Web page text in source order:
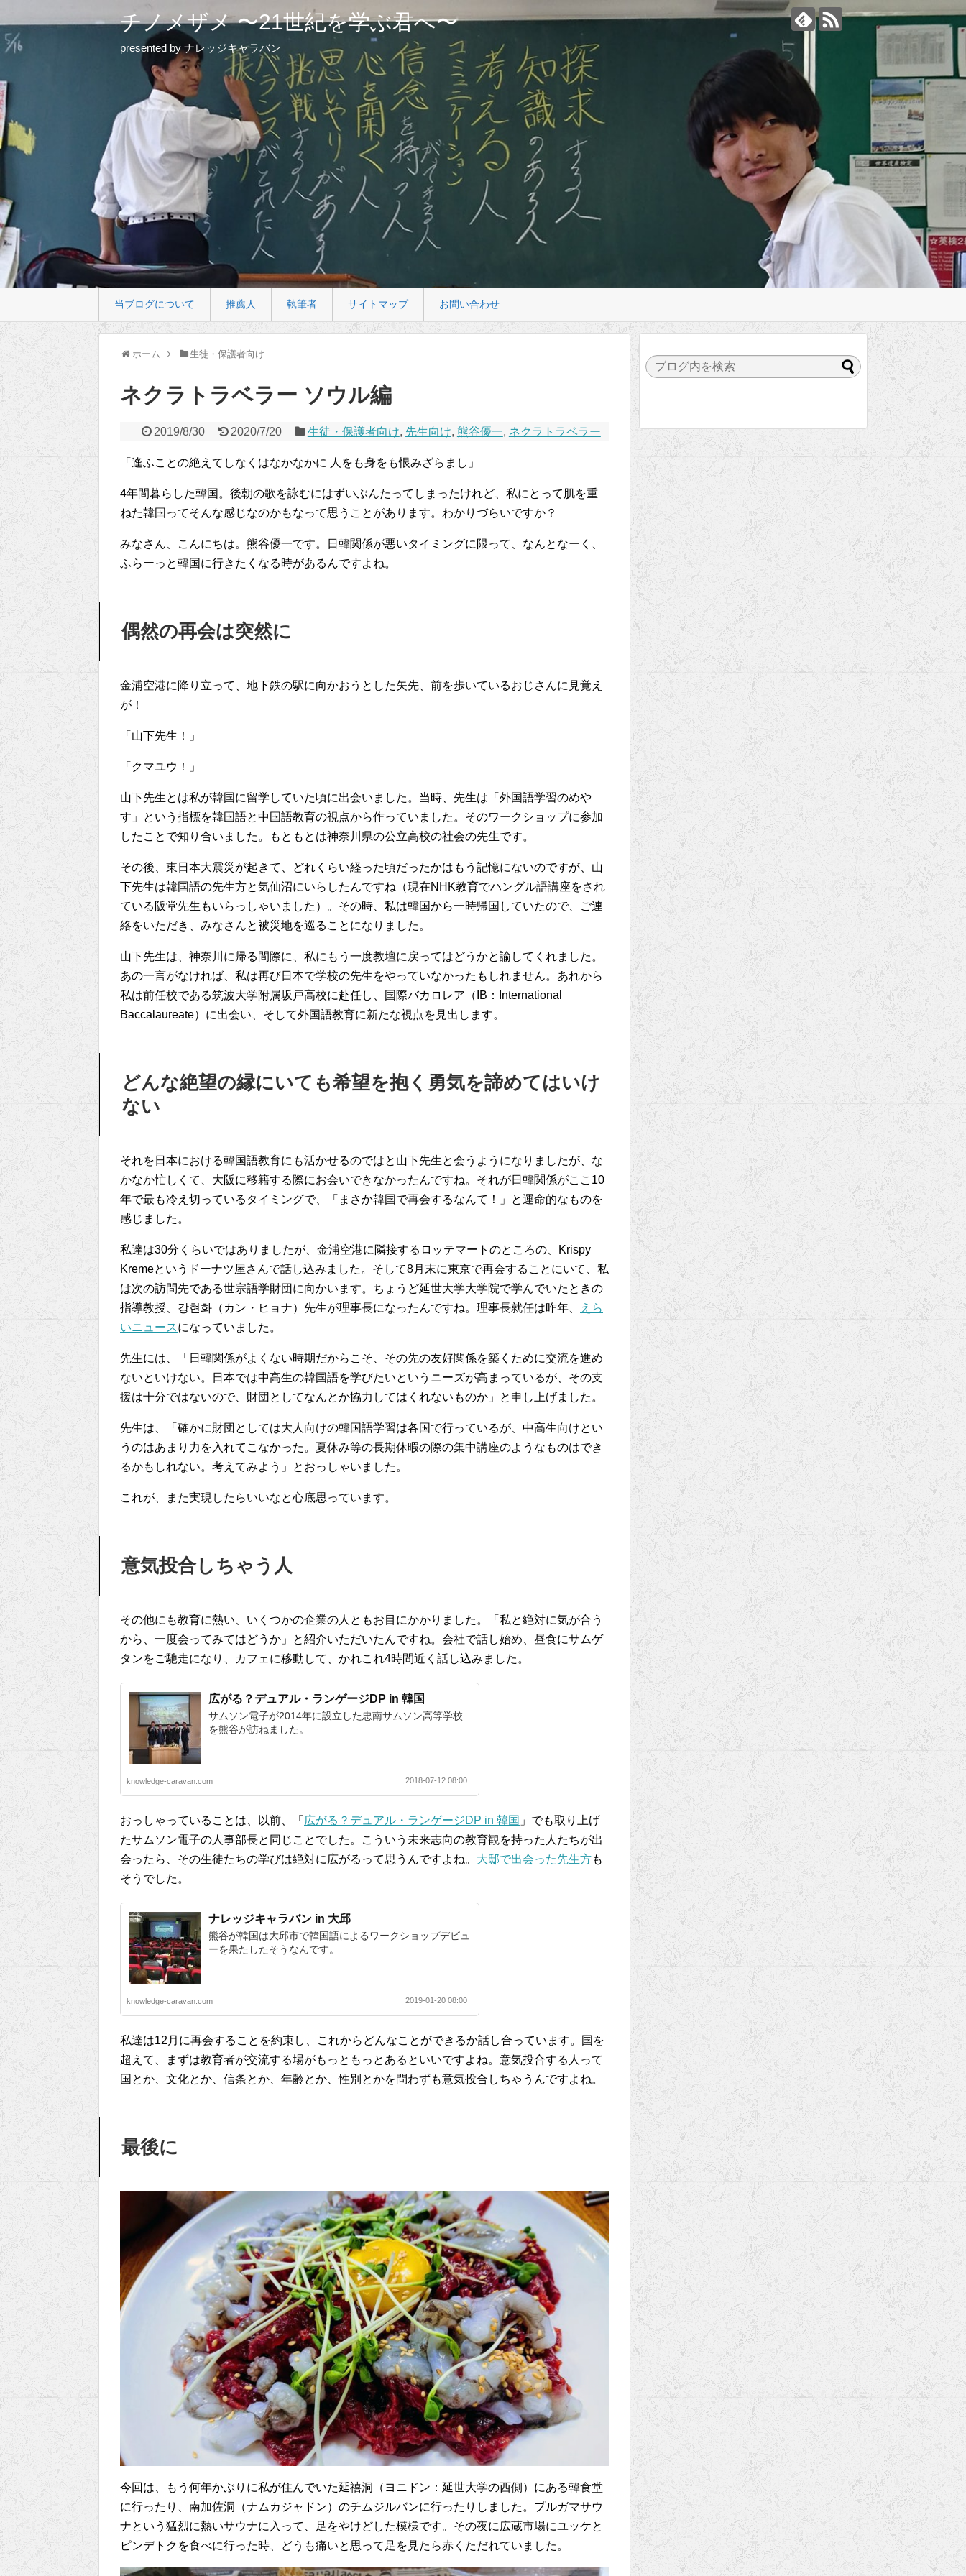
チノメザメ 〜21世紀を学ぶ君へ〜
presented by ナレッジキャラバン
当ブログについて 推薦人 執筆者 サイトマップ お問い合わせ
ホーム 生徒・保護者向け
ネクラトラベラー ソウル編
2019/8/30 2020/7/20 生徒・保護者向け, 先生向け, 熊谷優一, ネクラトラベラー
「逢ふことの絶えてしなくはなかなかに 人をも身をも恨みざらまし」
4年間暮らした韓国。後朝の歌を詠むにはずいぶんたってしまったけれど、私にとって肌を重
ねた韓国ってそんな感じなのかもなって思うことがあります。わかりづらいですか？
みなさん、こんにちは。熊谷優一です。日韓関係が悪いタイミングに限って、なんとなーく、
ふらーっと韓国に行きたくなる時があるんですよね。
偶然の再会は突然に
金浦空港に降り立って、地下鉄の駅に向かおうとした矢先、前を歩いているおじさんに見覚え
が！
「山下先生！」
「クマユウ！」
山下先生とは私が韓国に留学していた頃に出会いました。当時、先生は「外国語学習のめや
す」という指標を韓国語と中国語教育の視点から作っていました。そのワークショップに参加
したことで知り合いました。もともとは神奈川県の公立高校の社会の先生です。
その後、東日本大震災が起きて、どれくらい経った頃だったかはもう記憶にないのですが、山
下先生は韓国語の先生方と気仙沼にいらしたんですね（現在NHK教育でハングル語講座をされ
ている阪堂先生もいらっしゃいました）。その時、私は韓国から一時帰国していたので、ご連
絡をいただき、みなさんと被災地を巡ることになりました。
山下先生は、神奈川に帰る間際に、私にもう一度教壇に戻ってはどうかと諭してくれました。
あの一言がなければ、私は再び日本で学校の先生をやっていなかったもしれません。あれから
私は前任校である筑波大学附属坂戸高校に赴任し、国際バカロレア（IB：International
Baccalaureate）に出会い、そして外国語教育に新たな視点を見出します。
どんな絶望の縁にいても希望を抱く勇気を諦めてはいけ
ない
それを日本における韓国語教育にも活かせるのではと山下先生と会うようになりましたが、な
かなか忙しくて、大阪に移籍する際にお会いできなかったんですね。それが日韓関係がここ10
年で最も冷え切っているタイミングで、「まさか韓国で再会するなんて！」と運命的なものを
感じました。
私達は30分くらいではありましたが、金浦空港に隣接するロッテマートのところの、Krispy
Kremeというドーナツ屋さんで話し込みました。そして8月末に東京で再会することにいて、私
は次の訪問先である世宗語学財団に向かいます。ちょうど延世大学大学院で学んでいたときの
指導教授、강현화（カン・ヒョナ）先生が理事長になったんですね。理事長就任は昨年、
えら
いニュースになっていました。
先生には、「日韓関係がよくない時期だからこそ、その先の友好関係を築くために交流を進め
ないといけない。日本では中高生の韓国語を学びたいというニーズが高まっているが、その支
援は十分ではないので、財団としてなんとか協力してはくれないものか」と申し上げました。
先生は、「確かに財団としては大人向けの韓国語学習は各国で行っているが、中高生向けとい
うのはあまり力を入れてこなかった。夏休み等の長期休暇の際の集中講座のようなものはでき
るかもしれない。考えてみよう」とおっしゃいました。
これが、また実現したらいいなと心底思っています。
意気投合しちゃう人
その他にも教育に熱い、いくつかの企業の人ともお目にかかりました。「私と絶対に気が合う
から、一度会ってみてはどうか」と紹介いただいたんですね。会社で話し始め、昼食にサムゲ
タンをご馳走になり、カフェに移動して、かれこれ4時間近く話し込みました。
広がる？デュアル・ランゲージDP in 韓国
サムソン電子が2014年に設立した忠南サムソン高等学校
を熊谷が訪ねました。
knowledge-caravan.com 2018-07-12 08:00
おっしゃっていることは、以前、「 広がる？デュアル・ランゲージDP in 韓国 」でも取り上げ
たサムソン電子の人事部長と同じことでした。こういう未来志向の教育観を持った人たちが出
会ったら、その生徒たちの学びは絶対に広がるって思うんですよね。 大邸で出会った先生方も
そうでした。
ナレッジキャラバン in 大邱
熊谷が韓国は大邱市で韓国語によるワークショップデビュ
ーを果たしたそうなんです。
knowledge-caravan.com 2019-01-20 08:00
私達は12月に再会することを約束し、これからどんなことができるか話し合っています。国を
超えて、まずは教育者が交流する場がもっともっとあるといいですよね。意気投合する人って
国とか、文化とか、信条とか、年齢とか、性別とかを問わずも意気投合しちゃうんですよね。
最後に
今回は、もう何年かぶりに私が住んでいた延禧洞（ヨニドン：延世大学の西側）にある韓食堂
に行ったり、南加佐洞（ナムカジャドン）のチムジルバンに行ったりしました。プルガマサウ
ナという猛烈に熱いサウナに入って、足をやけどした模様です。その夜に広蔵市場にユッケと
ピンデトクを食べに行った時、どうも痛いと思って足を見たら赤くただれていました。